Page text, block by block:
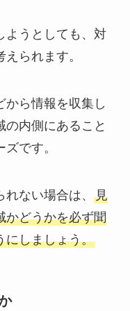
ようとしても、対
られます。
から情報を収集し
の内側にあること
です。
ない場合は、 見
かどうかを必ず聞
にしましょう。